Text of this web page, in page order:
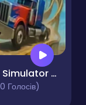
Truck Simulator Stunt Extreme
Голосів)